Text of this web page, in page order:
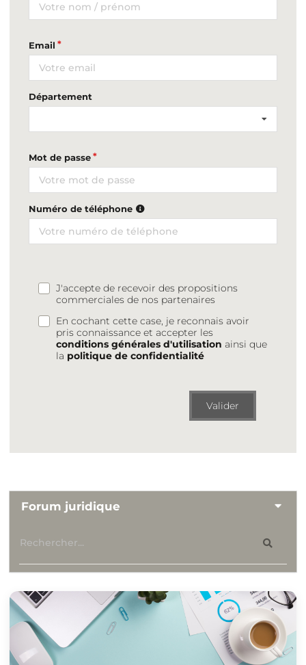
Email
Département
Mot de passe
Numéro de téléphone
J'accepte de recevoir des propositions
commerciales de nos partenaires
En cochant cette case, je reconnais avoir
pris connaissance et accepter les
conditions générales d'utilisation ainsi que
la politique de confidentialité
Valider
Forum juridique